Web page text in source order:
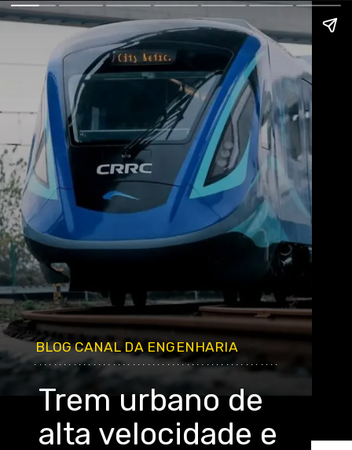
BLOG CANAL DA ENGENHARIA
Trem urbano de
alta velocidade e
..................................................